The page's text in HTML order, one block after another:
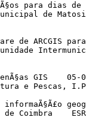
para dias
de
de ARCGIS
GIS
e Pescas,
informaÃ§Ã£o
de Coimbra